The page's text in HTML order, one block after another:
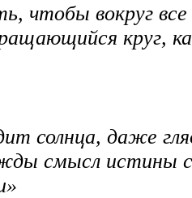
чтобы вокруг
круг,
солнца, даже
смысл истины